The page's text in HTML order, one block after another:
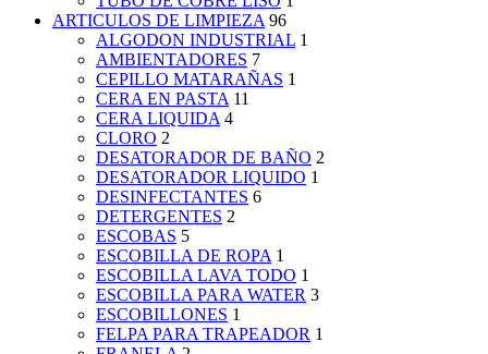
ARTICULOS DE LIMPIEZA 96
ALGODON INDUSTRIAL 1
AMBIENTADORES 7
CEPILLO MATARAÑAS 1
CERA EN PASTA 11
CERA LIQUIDA 4
CLORO 2
DESATORADOR DE BAÑO 2
DESATORADOR LIQUIDO 1
DESINFECTANTES 6
DETERGENTES 2
ESCOBAS 5
ESCOBILLA DE ROPA 1
ESCOBILLA LAVA TODO 1
ESCOBILLA PARA WATER 3
ESCOBILLONES 1
FELPA PARA TRAPEADOR 1